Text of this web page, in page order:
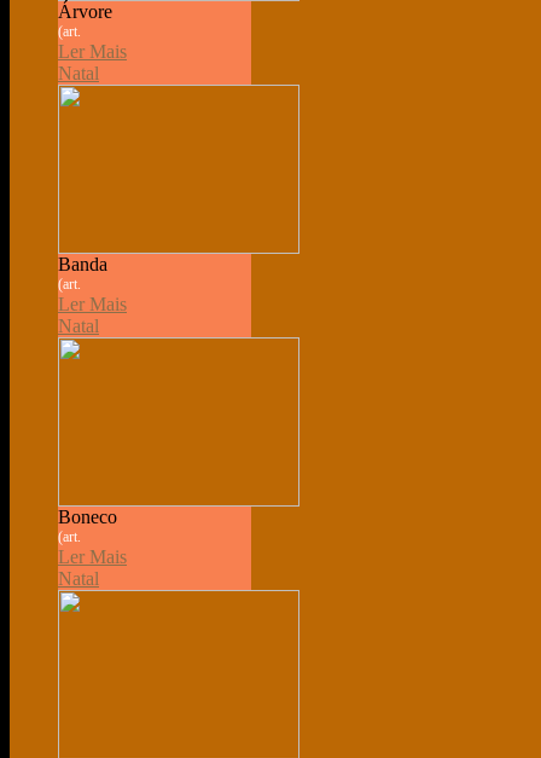
Árvore
(art.
Ler Mais
Natal
Banda
(art.
Ler Mais
Natal
Boneco
(art.
Ler Mais
Natal